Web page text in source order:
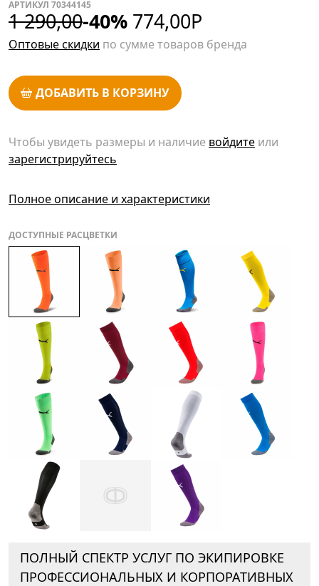
АРТИКУЛ 70344145
1 290,00-40% 774,00Р
Оптовые скидки по сумме товаров бренда
ДОБАВИТЬ В КОРЗИНУ
Чтобы увидеть размеры и наличие войдите или
зарегистрируйтесь
Полное описание и характеристики
ДОСТУПНЫЕ РАСЦВЕТКИ
ПОЛНЫЙ СПЕКТР УСЛУГ ПО ЭКИПИРОВКЕ
ПРОФЕССИОНАЛЬНЫХ И КОРПОРАТИВНЫХ